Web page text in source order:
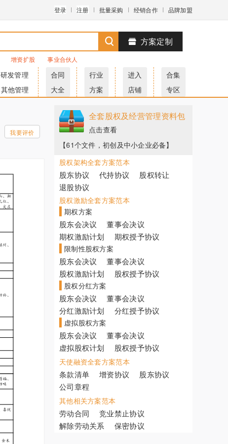
登录 注册 批量采购 经销合作 品牌加盟
增资扩股 事业合伙人
方案定制
研发管理
其他管理
合同
大全
行业
方案
进入
店铺
合集
专区
我要评价
全套股权及经营管理资料包
点击查看
【61个文件，初创及中小企业必备】
股权架构全套方案范本
股东协议 代持协议
股权转让
退股协议
股权激励全套方案范本
期权方案
股东会决议
董事会决议
期权激励计划
期权授予协议
限制性股权方案
股东会决议
董事会决议
股权激励计划
股权授予协议
股权分红方案
股东会决议
董事会决议
分红激励计划
分红授予协议
虚拟股权方案
股东会决议
董事会决议
虚拟股权计划
股权授予协议
天使融资全套方案范本
条款清单 增资协议
股东协议
公司章程
其他相关方案范本
劳动合同
竞业禁止协议
解除劳动关系
保密协议